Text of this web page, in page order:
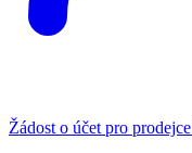
Žádost o účet pro prodejce